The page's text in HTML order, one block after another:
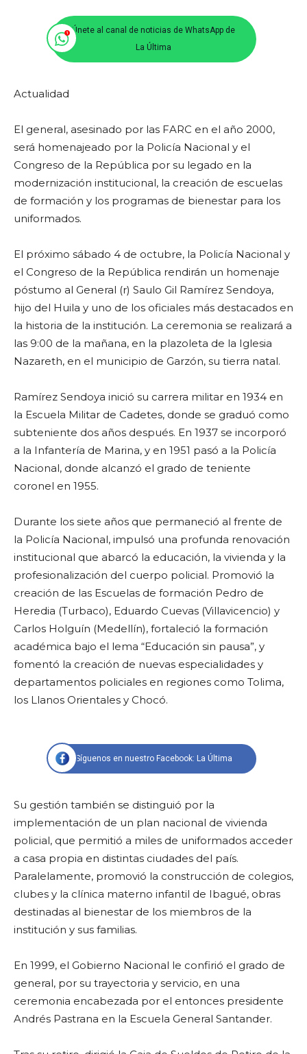
Únete al canal de noticias de WhatsApp de
La Última
Actualidad
El general, asesinado por las FARC en el año 2000,
será homenajeado por la Policía Nacional y el
Congreso de la República por su legado en la
modernización institucional, la creación de escuelas
de formación y los programas de bienestar para los
uniformados.
El próximo sábado 4 de octubre, la Policía Nacional y
el Congreso de la República rendirán un homenaje
póstumo al General (r) Saulo Gil Ramírez Sendoya,
hijo del Huila y uno de los oficiales más destacados en
la historia de la institución. La ceremonia se realizará a
las 9:00 de la mañana, en la plazoleta de la Iglesia
Nazareth, en el municipio de Garzón, su tierra natal.
Ramírez Sendoya inició su carrera militar en 1934 en
la Escuela Militar de Cadetes, donde se graduó como
subteniente dos años después. En 1937 se incorporó
a la Infantería de Marina, y en 1951 pasó a la Policía
Nacional, donde alcanzó el grado de teniente
coronel en 1955.
Durante los siete años que permaneció al frente de
la Policía Nacional, impulsó una profunda renovación
institucional que abarcó la educación, la vivienda y la
profesionalización del cuerpo policial. Promovió la
creación de las Escuelas de formación Pedro de
Heredia (Turbaco), Eduardo Cuevas (Villavicencio) y
Carlos Holguín (Medellín), fortaleció la formación
académica bajo el lema “Educación sin pausa”, y
fomentó la creación de nuevas especialidades y
departamentos policiales en regiones como Tolima,
los Llanos Orientales y Chocó.
Síguenos en nuestro Facebook: La Última
Su gestión también se distinguió por la
implementación de un plan nacional de vivienda
policial, que permitió a miles de uniformados acceder
a casa propia en distintas ciudades del país.
Paralelamente, promovió la construcción de colegios,
clubes y la clínica materno infantil de Ibagué, obras
destinadas al bienestar de los miembros de la
institución y sus familias.
En 1999, el Gobierno Nacional le confirió el grado de
general, por su trayectoria y servicio, en una
ceremonia encabezada por el entonces presidente
Andrés Pastrana en la Escuela General Santander.